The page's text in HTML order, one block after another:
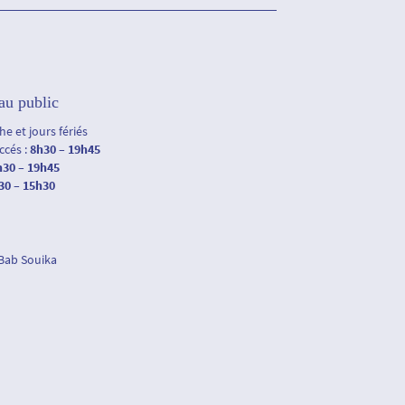
public
et jours fériés
:8h30 – 19h45
– 19h45
– 15h30
Souika